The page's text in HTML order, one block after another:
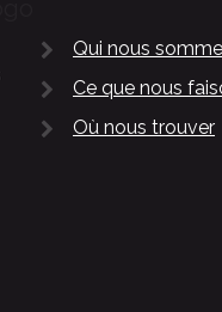
Qui nous
Ce que nous
Où nous trouver